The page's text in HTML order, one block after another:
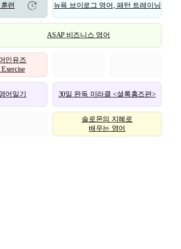
련 뉴욕 브이로그 영어, 패턴 트레이닝
ASAP 비즈니스 영어
인유즈
어일기 30일 완독 미라클 <셜록홈즈편>
솔로몬의 지혜로
배우는 영어